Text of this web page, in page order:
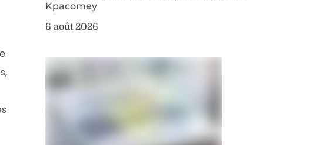
Kpacomey
6 août 2026